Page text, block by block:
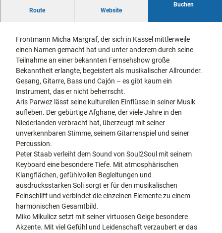
n,
Galeri
en und
Sonde
rausst
ellung
en
Street
Art
Theat
Bühne
nkunst
Gärten
Kassel
Wandern
im
Grünen
Stadtführungen
mit
Kindern
Gastronomie
und
Shopping
Unterkünfte
Ausflugsziele
Häufig
gestellte
Fragen
Route Website
Buchen
Soul2Soul – Die musikalische Verbindung von Micha Margraf,
Frontmann Micha Margraf, der sich in Kassel mittlerweile
einen Namen gemacht hat und unter anderem durch seine
Teilnahme an einer bekannten Fernsehshow große
Bekanntheit erlangte, begeistert als musikalischer Allrounder.
Gesang, Gitarre, Bass und Cajón – es gibt kaum ein
Instrument, das er nicht beherrscht.
Aris Parwez lässt seine kulturellen Einflüsse in seiner Musik
aufleben. Der gebürtige Afghane, der viele Jahre in den
Niederlanden verbracht hat, überzeugt mit seiner
unverkennbaren Stimme, seinem Gitarrenspiel und seiner
Percussion.
Peter Staab verleiht dem Sound von Soul2Soul mit seinem
Keyboard eine besondere Tiefe. Mit atmosphärischen
Klangflächen, gefühlvollen Begleitungen und
ausdrucksstarken Soli sorgt er für den musikalischen
Feinschliff und verbindet die einzelnen Elemente zu einem
harmonischen Gesamtbild.
Miko Mikulicz setzt mit seiner virtuosen Geige besondere
Akzente. Mit viel Gefühl und Leidenschaft verzaubert er das